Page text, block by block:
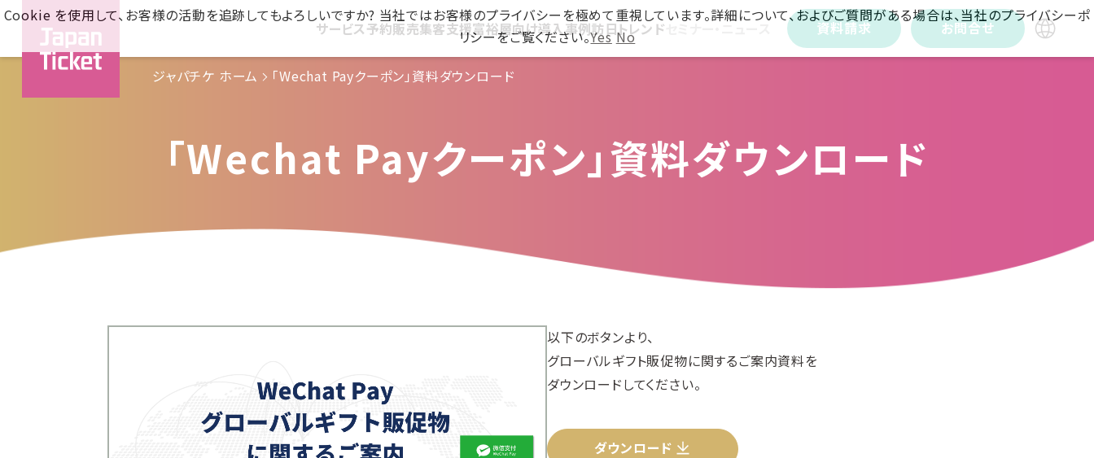
サービス予約販売集客支援富裕層向け導入事例訪日トレンド セミナー・ニュース 資料請求 お問合せ
「Wechat Payクーポン」資料ダウンロード
ジャパチケ ホーム 「Wechat Payクーポン」資料ダウンロード
以下のボタンより、
グローバルギフト販促物に関するご案内資料を
ダウンロードしてください。
ダウンロード
Cookie を使用して、お客様の活動を追跡してもよろしいですか? 当社ではお客様のプライバシーを極めて重視しています。詳細について、およびご質問がある場合は、当社のプライバシーポ
リシーをご覧ください。Yes No